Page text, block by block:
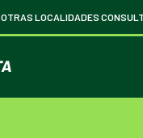
OTRAS LOCALIDADES